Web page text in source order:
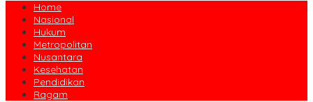
Home
Nasional
Hukum
Metropolitan
Nusantara
Kesehatan
Pendidikan
Ragam